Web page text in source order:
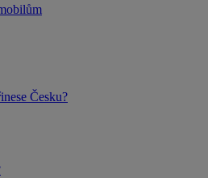
Česku?